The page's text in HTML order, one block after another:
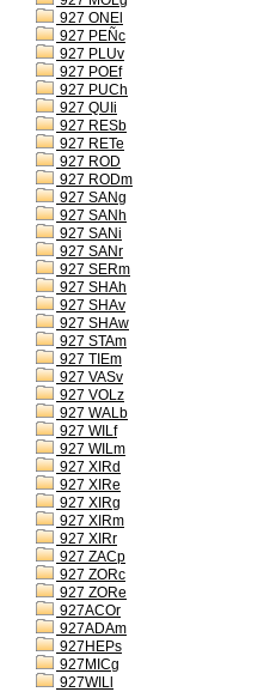
927 ONEl
927 PEÑc
927 PLUv
927 POEf
927 PUCh
927 QUIi
927 RESb
927 RETe
927 ROD
927 RODm
927 SANg
927 SANh
927 SANi
927 SANr
927 SERm
927 SHAh
927 SHAv
927 SHAw
927 STAm
927 TIEm
927 VASv
927 VOLz
927 WALb
927 WILf
927 WILm
927 XIRd
927 XIRe
927 XIRg
927 XIRm
927 XIRr
927 ZACp
927 ZORc
927 ZORe
927ACOr
927ADAm
927HEPs
927MICg
927WILl